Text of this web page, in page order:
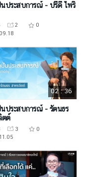
ประสบการณ์ - ปรีดี ไพริ
2
0
02 : 36
ประสบการณ์ - รัตนธร
ตต์
3
0